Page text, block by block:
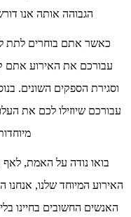
הגבוהה אותה אנו
כאשר אתם בוחרים לתת
עבורכם את האירוע אתם
וסגירת הספקים השונים.
עבורכם שיוזילו לכם את
בואו נודה על האמת,
האירוע המיוחד שלנו, אנחנו
האנשים החשובים בחיינו